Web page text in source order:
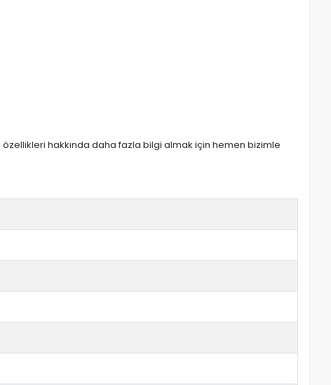
özellikleri hakkında daha fazla bilgi almak için hemen bizimle